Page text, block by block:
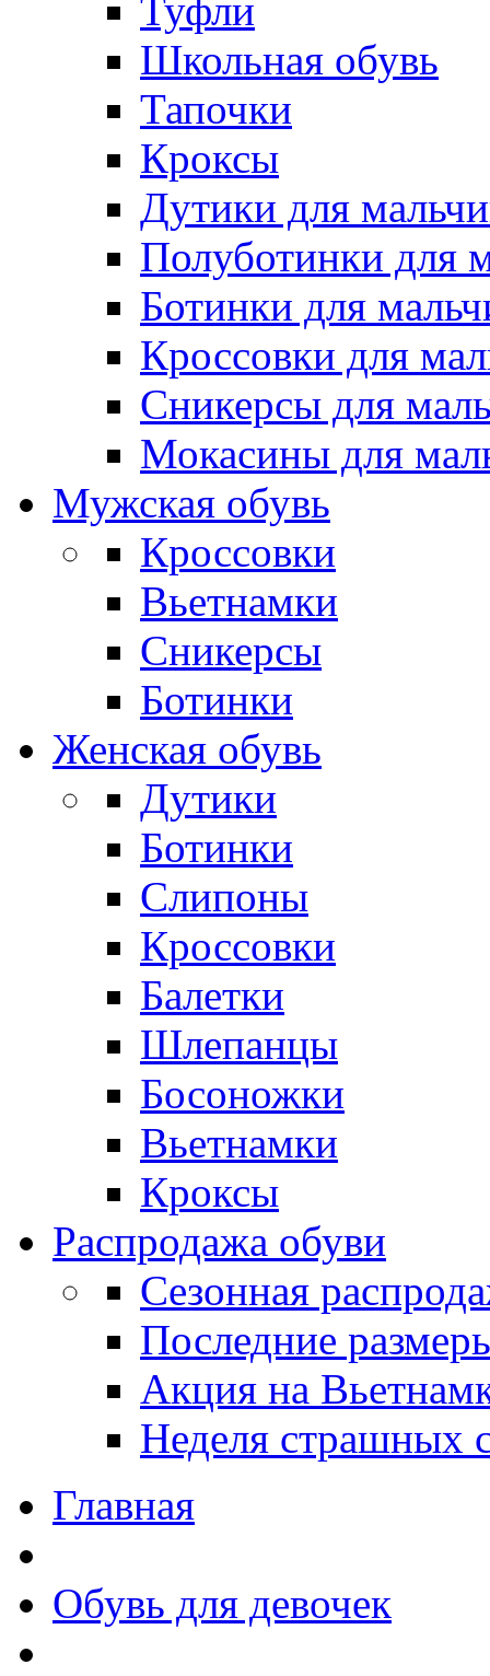
Туфли
Школьная обувь
Тапочки
Кроксы
Дутики для
Полуботинки для
Ботинки для
Кроссовки для
Сникерсы для
Мокасины для
Мужская обувь
Кроссовки
Вьетнамки
Сникерсы
Ботинки
Женская обувь
Дутики
Ботинки
Слипоны
Кроссовки
Балетки
Шлепанцы
Босоножки
Вьетнамки
Кроксы
Распродажа обуви
Сезонная
Последние
Акция на
Неделя страшных
Главная
Обувь для девочек